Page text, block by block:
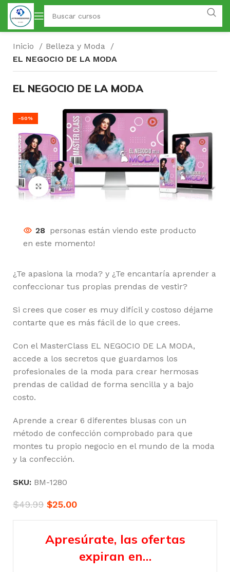
Inicio
Belleza y Moda
EL NEGOCIO DE LA MODA
EL NEGOCIO DE LA MODA
-50%
Click para agrandar
28 personas están viendo este producto
en este momento!
¿Te apasiona la moda? y ¿Te encantaría aprender a
confeccionar tus propias prendas de vestir?
Si crees que coser es muy difícil y costoso déjame
contarte que es más fácil de lo que crees.
Con el MasterClass EL NEGOCIO DE LA MODA,
accede a los secretos que guardamos los
profesionales de la moda para crear hermosas
prendas de calidad de forma sencilla y a bajo
costo.
Aprende a crear 6 diferentes blusas con un
método de confección comprobado para que
montes tu propio negocio en el mundo de la moda
y la confección.
SKU: BM-1280
$49.99 $25.00
Apresúrate, las ofertas
expiran en…